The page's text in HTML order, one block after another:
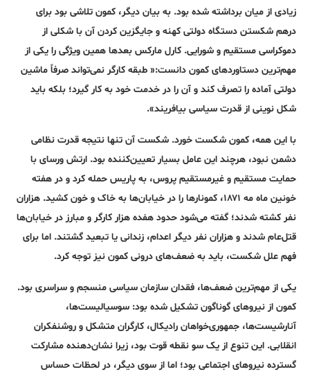
زیادی از میان برداشته شده بود. به بیان دیگر، کمون تلاشی بود برای
درهم شکستن دستگاه دولتی کهنه و جایگزین کردن آن با شکلی از
دموکراسی مستقیم و شورایی. کارل مارکس بعدها همین ویژگی را یکی از
مهم‌ترین دستاوردهای کمون دانست:« طبقه کارگر نمی‌تواند صرفاً ماشین
دولتی آماده را تصرف کند و آن را در خدمت خود به کار گیرد؛ بلکه باید
شکل نوینی از قدرت سیاسی بیافریند».
با این همه، کمون شکست خورد. شکست آن تنها نتیجه قدرت نظامی
دشمن نبود، هرچند این عامل بسیار تعیین‌کننده بود. ارتش ورسای با
حمایت مستقیم و غیرمستقیم پروس، به پاریس حمله کرد و در هفته
خونین ماه مه ۱۸۷۱، کمونارها را در خیابان‌ها به خاک و خون کشید. هزاران
نفر کشته شدند؛ گفته می‌شود حدود هفده هزار کارگر و مبارز در خیابان‌ها
قتل‌عام شدند و هزاران نفر دیگر اعدام، زندانی یا تبعید گشتند. اما برای
فهم علل شکست، باید به ضعف‌های درونی کمون نیز توجه کرد.
یکی از مهم‌ترین ضعف‌ها، فقدان سازمان سیاسی منسجم و سراسری بود.
کمون از نیروهای گوناگون تشکیل شده بود: سوسیالیست‌ها،
آنارشیست‌ها، جمهوری‌خواهان رادیکال، کارگران متشکل و روشنفکران
انقلابی. این تنوع از یک سو نقطه قوت بود، زیرا نشان‌دهنده مشارکت
گسترده نیروهای اجتماعی بود؛ اما از سوی دیگر، در لحظات حساس